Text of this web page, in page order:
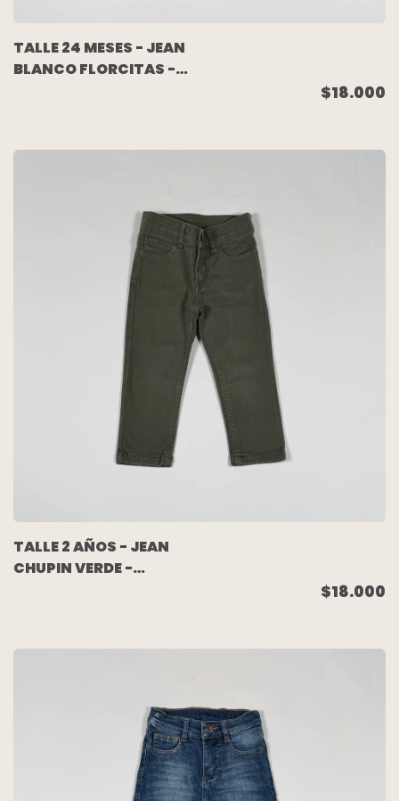
TALLE 24 MESES - JEAN
BLANCO FLORCITAS -
$18.000
TALLE 2 AÑOS - JEAN
CHUPIN VERDE -
$18.000